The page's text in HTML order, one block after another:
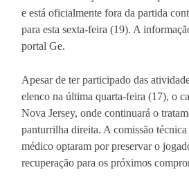
e está oficialmente fora da partida
para esta sexta-feira (19). A
portal Ge.
Apesar de ter participado das
elenco na última quarta-feira (17), o
Nova Jersey, onde continuará o
panturrilha direita. A comissão
médico optaram por preservar o
recuperação para os próximos